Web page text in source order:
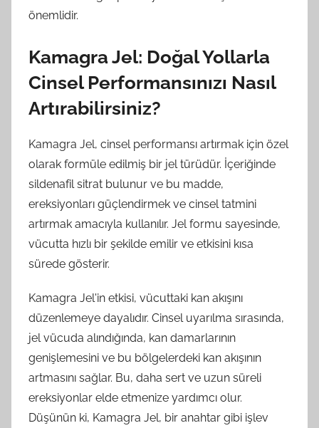
önemlidir.
Kamagra Jel: Doğal Yollarla
Cinsel Performansınızı Nasıl
Artırabilirsiniz?
Kamagra Jel, cinsel performansı artırmak için özel
olarak formüle edilmiş bir jel türüdür. İçeriğinde
sildenafil sitrat bulunur ve bu madde,
ereksiyonları güçlendirmek ve cinsel tatmini
artırmak amacıyla kullanılır. Jel formu sayesinde,
vücutta hızlı bir şekilde emilir ve etkisini kısa
sürede gösterir.
Kamagra Jel'in etkisi, vücuttaki kan akışını
düzenlemeye dayalıdır. Cinsel uyarılma sırasında,
jel vücuda alındığında, kan damarlarının
genişlemesini ve bu bölgelerdeki kan akışının
artmasını sağlar. Bu, daha sert ve uzun süreli
ereksiyonlar elde etmenize yardımcı olur.
Düşünün ki, Kamagra Jel, bir anahtar gibi işlev